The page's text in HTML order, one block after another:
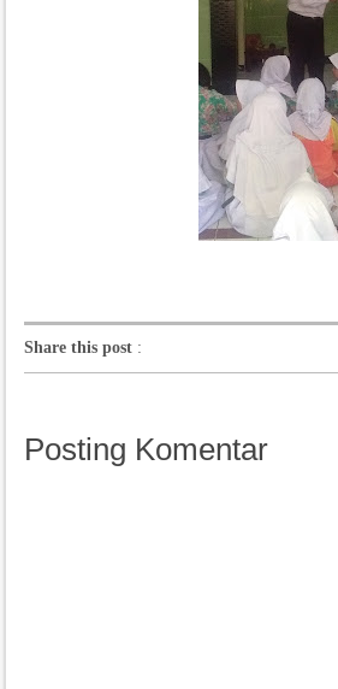
Share this post :
Posting Komentar